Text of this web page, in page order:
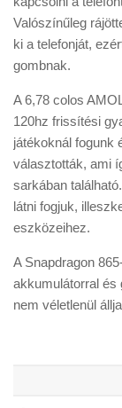
Valószínűleg
ki a telefonját,
gombnak.
A 6,78 colos
120hz frissítési
játékoknál fogunk
választották, ami
sarkában
látni fogjuk,
eszközeihez.
A Snapdragon
akkumulátorral és
nem véletlenül